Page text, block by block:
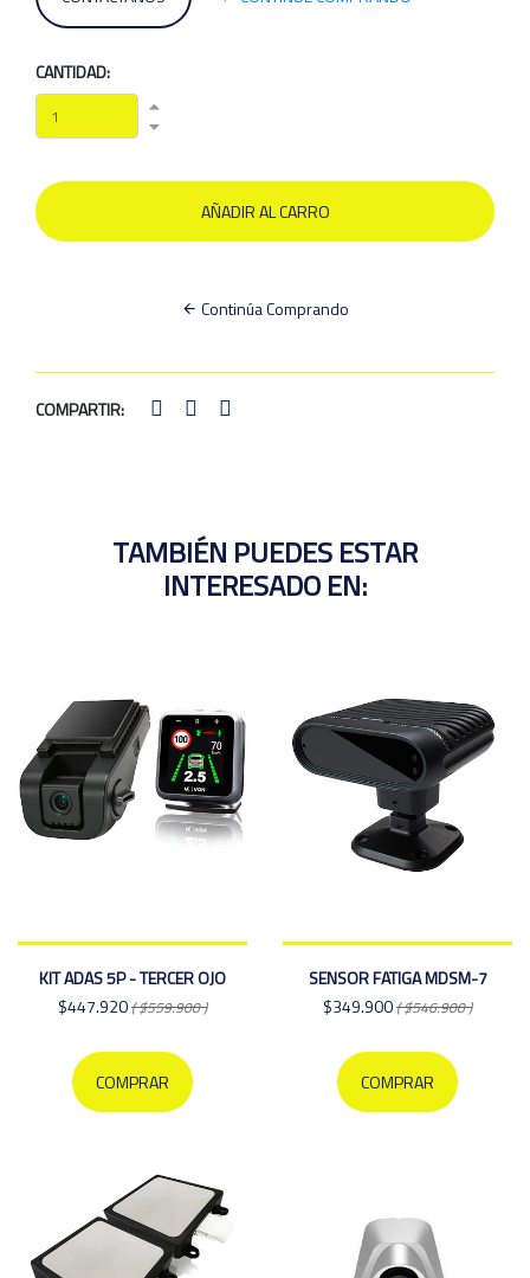
CANTIDAD:
Continúa Comprando
COMPARTIR:
TAMBIÉN PUEDES ESTAR
INTERESADO EN:
KIT ADAS 5P - TERCER OJO
$447.920( $559.900 )
COMPRAR
SENSOR FATIGA MDSM-7
$349.900( $546.900 )
COMPRAR